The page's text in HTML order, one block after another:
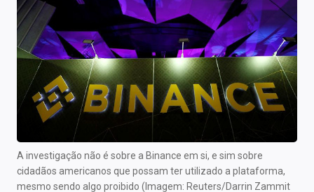
Comprar ou vender?
Carteiras Recomendadas
Central de Dividendos
Central de Fundos Imobiliários
Central dos IPOs
Renda Fixa
A investigação não é sobre a Binance em si, e sim sobre
cidadãos americanos que possam ter utilizado a plataforma,
mesmo sendo algo proibido (Imagem: Reuters/Darrin Zammit